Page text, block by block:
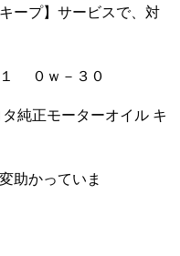
ープ】サービスで、対
１ ０ｗ－３０
純正モーターオイル キ
助かっていま